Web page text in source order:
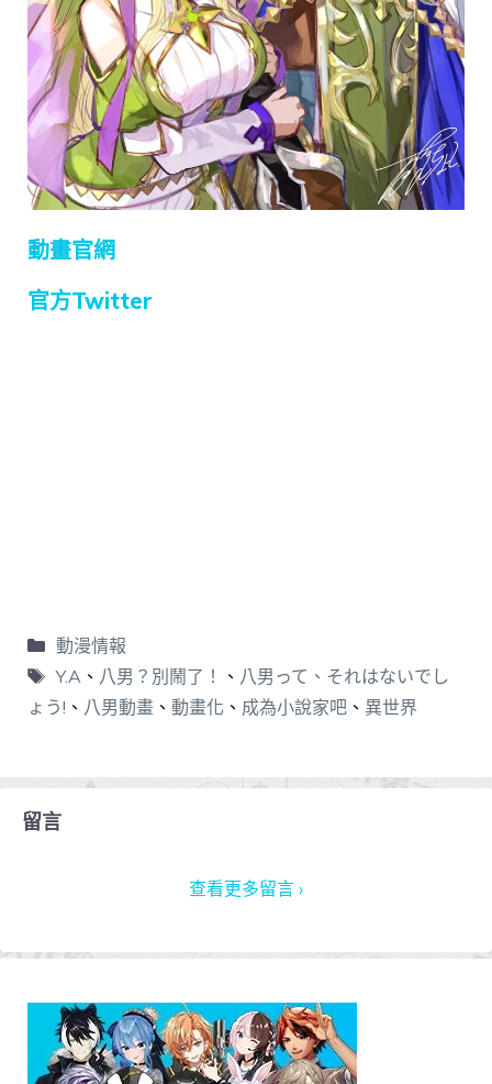
動畫官網
官方Twitter
動漫情報
Y.A 、 八男？別鬧了！ 、 八男って、それはないでし
ょう! 、 八男動畫 、 動畫化 、 成為小說家吧 、 異世界
留言
查看更多留言 ›